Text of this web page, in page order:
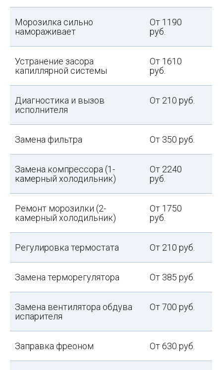
Морозилка сильно
намораживает
От 1190
руб.
Устранение засора
капиллярной системы
От 1610
руб.
Диагностика и вызов
исполнителя
От 210 руб.
Замена фильтра От 350 руб.
Замена компрессора (1-
камерный холодильник)
От 2240
руб.
Ремонт морозилки (2-
камерный холодильник)
От 1750
руб.
Регулировка термостата От 210 руб.
Замена терморегулятора От 385 руб.
Замена вентилятора обдува
испарителя
От 700 руб.
Заправка фреоном От 630 руб.